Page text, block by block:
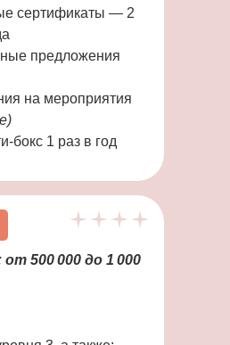
500 000 до 1 000
сертификаты — 2
предложения
на мероприятия
1 раз в год